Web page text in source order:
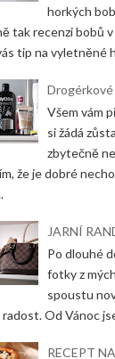
horkých
tak recenzi bobů
tip na vyletněné
Všem vám
si žádá
zbytečně
že je dobré
JARNÍ
Po dlouhé
fotky z
spoustu
radost. Od Vánoc
RECEPT